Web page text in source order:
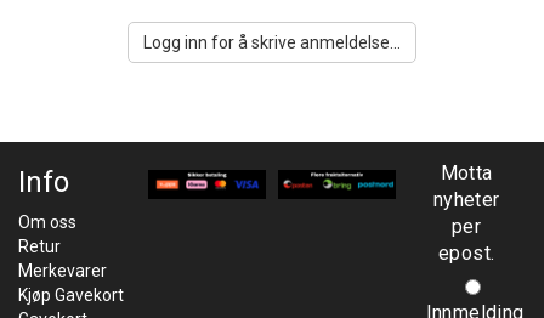
Logg inn for å skrive anmeldelse...
Info
Om oss
Retur
Merkevarer
Kjøp Gavekort
Motta
nyheter
per
epost.
Innmelding